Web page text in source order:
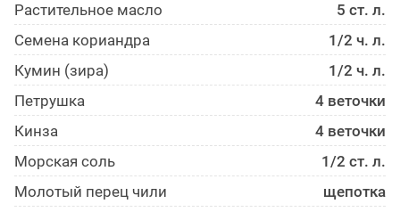
Растительное масло
5 ст. л.
Семена кориандра
1/2 ч. л.
Кумин (зира)
1/2 ч. л.
Петрушка
4 веточки
Кинза
4 веточки
Морская соль
1/2 ст. л.
Молотый перец чили
щепотка